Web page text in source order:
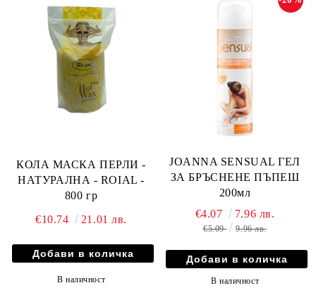
КОЛА МАСКА ПЕРЛИ -
НАТУРАЛНА - ROIAL -
800 гр
€10.74
21.01 лв.
В наличност
JOANNA SENSUAL ГЕЛ
ЗА БРЪСНЕНЕ ПЪПЕШ
200мл
€4.07 7.96 лв.
€5.09 9.96 лв.
В наличност